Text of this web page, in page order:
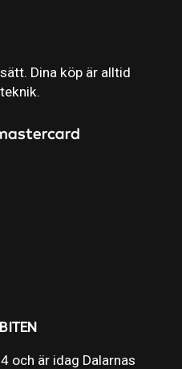
Dina köp är alltid
och är idag Dalarnas